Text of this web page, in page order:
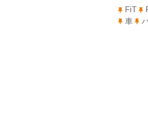
FiT
車